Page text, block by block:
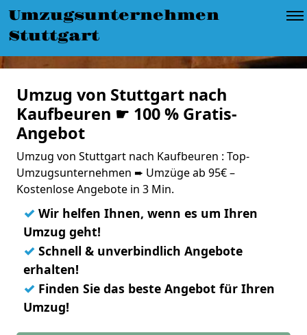
Umzugsunternehmen
Stuttgart
Umzug von Stuttgart nach
Kaufbeuren ☛ 100 % Gratis-
Angebot
Umzug von Stuttgart nach Kaufbeuren : Top-
Umzugsunternehmen ➨ Umzüge ab 95€ –
Kostenlose Angebote in 3 Min.
✓ Wir helfen Ihnen, wenn es um Ihren
Umzug geht!
✓ Schnell & unverbindlich Angebote
erhalten!
✓ Finden Sie das beste Angebot für Ihren
Umzug!